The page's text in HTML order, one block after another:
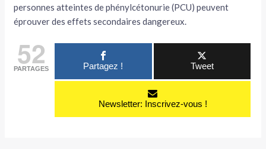
personnes atteintes de phénylcétonurie (PCU) peuvent
éprouver des effets secondaires dangereux.
52
PARTAGES Partagez ! Tweet
Newsletter: Inscrivez-vous !